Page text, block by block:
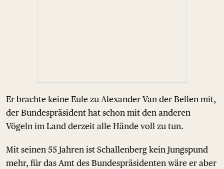
Er brachte keine Eule zu Alexander Van der Bellen mit,
der Bundespräsident hat schon mit den anderen
Vögeln im Land derzeit alle Hände voll zu tun.
Mit seinen 55 Jahren ist Schallenberg kein Jungspund
mehr, für das Amt des Bundespräsidenten wäre er aber